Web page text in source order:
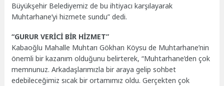
Büyükşehir Belediyemiz de bu ihtiyacı karşılayarak
Muhtarhane’yi hizmete sundu” dedi.
“GURUR VERİCİ BİR HİZMET”
Kabaoğlu Mahalle Muhtarı Gökhan Köysu de Muhtarhane’nin
önemli bir kazanım olduğunu belirterek, “Muhtarhane’den çok
memnunuz. Arkadaşlarımızla bir araya gelip sohbet
edebileceğimiz sıcak bir ortamımız oldu. Gerçekten çok